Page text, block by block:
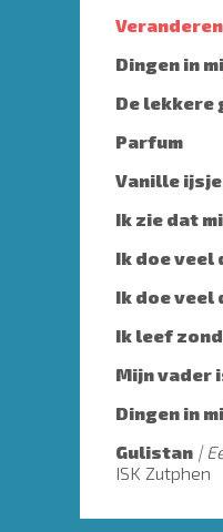
Veranderen
Dingen in
De lekkere
Parfum
Vanille
Ik zie dat
Ik doe veel
Ik doe veel
Ik leef
Mijn vader
Dingen in
Gulistan
ISK Zutphen